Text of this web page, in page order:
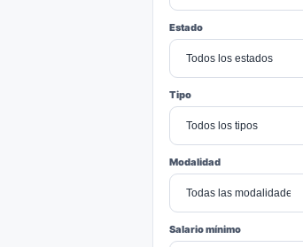
Estado
Tipo
Modalidad
Salario mínimo